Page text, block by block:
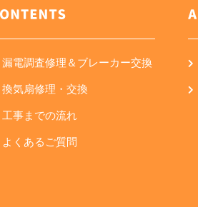
漏電調査修理＆ブレーカー交換
換気扇修理・交換
工事までの流れ
よくあるご質問